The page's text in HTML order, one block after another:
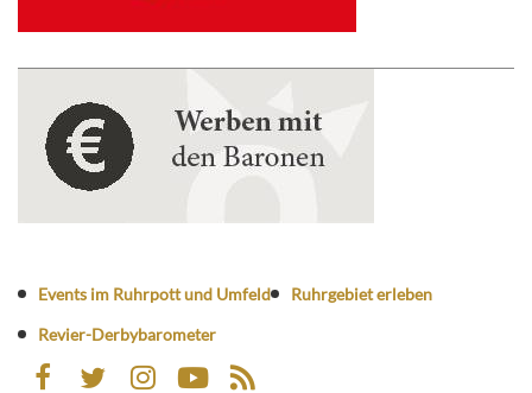
Events im Ruhrpott und Umfeld
Ruhrgebiet erleben
Revier-Derbybarometer